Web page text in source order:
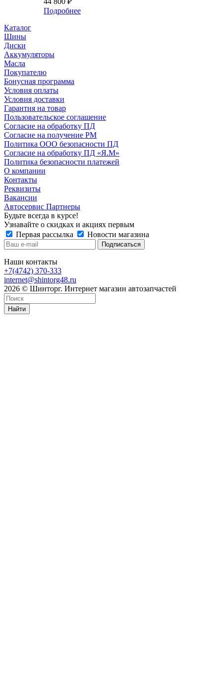
Подробнее
Каталог
Шины
Диски
Аккумуляторы
Масла
Покупателю
Бонусная программа
Условия оплаты
Условия доставки
Гарантия на товар
Пользовательское соглашение
Согласие на обработку ПД
Согласие на получение РМ
Политика ООО безопасности ПД
Согласие на обработку ПД «Я.М»
Политика безопасности платежей
О компании
Контакты
Реквизиты
Вакансии
Автосервис Партнеры
Будьте всегда в курсе!
Узнавайте о скидках и акциях первым
Первая рассылка
Новости магазина
Наши контакты
+7(4742) 370-333
internet@shintorg48.ru
2026 © Шинторг. Интернет магазин автозапчастей
Найти